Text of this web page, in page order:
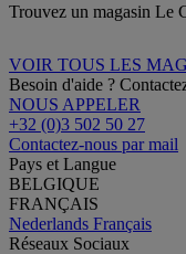
Trouvez un magasin Le
VOIR TOUS LES
Besoin d'aide ?
NOUS APPELER
+32 (0)3 502 50 27
Contactez-nous par mail
Pays et Langue
BELGIQUE
FRANÇAIS
Nederlands Français
Réseaux Sociaux